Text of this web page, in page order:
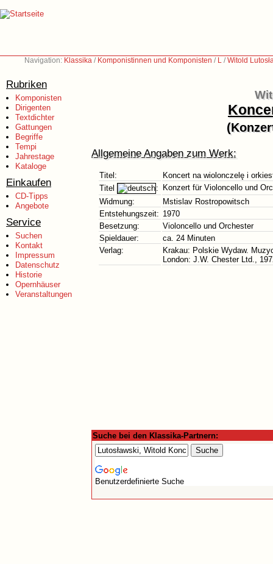
Navigation: Klassika / Komponistinnen und Komponisten / L /Witold
Rubriken
Komponisten
Dirigenten
Textdichter
Gattungen
Begriffe
Tempi
Jahrestage
Kataloge
Einkaufen
CD-Tipps
Angebote
Service
Suchen
Kontakt
Impressum
Datenschutz
Historie
Opernhäuser
Veranstaltungen
Allgemeine Angaben zum Werk:
Titel:
Koncert na wiolonczelę i
Titel
:
Konzert für Violoncello und
Widmung:
Mstislav Rostropowitsch
Entstehungszeit: 1970
Besetzung:
Violoncello und Orchester
Spieldauer:
ca. 24 Minuten
Verlag:
Krakau: Polskie Wydaw.
London: J.W. Chester Ltd.,
Suche bei den Klassika-Partnern:
Benutzerdefinierte Suche